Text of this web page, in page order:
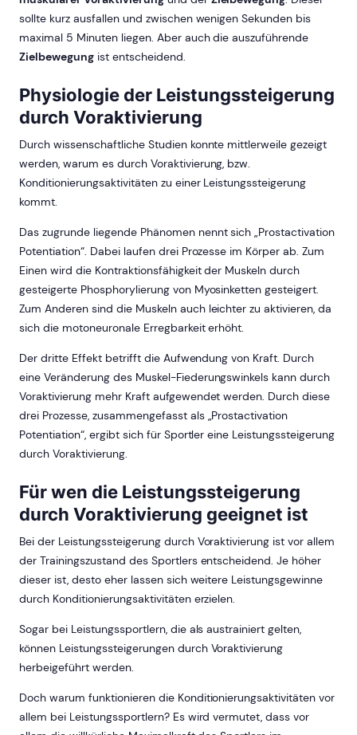
sollte kurz ausfallen und zwischen wenigen Sekunden bis
maximal 5 Minuten liegen. Aber auch die auszuführende
Zielbewegungist entscheidend.
Physiologie der Leistungssteigerung
durch Voraktivierung
Durch wissenschaftliche Studien konnte mittlerweile gezeigt
werden, warum es durch Voraktivierung, bzw.
Konditionierungsaktivitäten zu einer Leistungssteigerung
kommt.
Das zugrunde liegende Phänomen nennt sich „Prostactivation
Potentiation“. Dabei laufen drei Prozesse im Körper ab. Zum
Einen wird die Kontraktionsfähigkeit der Muskeln durch
gesteigerte Phosphorylierung von Myosinketten gesteigert.
Zum Anderen sind die Muskeln auch leichter zu aktivieren, da
sich die motoneuronale Erregbarkeit erhöht.
Der dritte Effekt betrifft die Aufwendung von Kraft. Durch
eine Veränderung des Muskel-Fiederungswinkels kann durch
Voraktivierung mehr Kraft aufgewendet werden. Durch diese
drei Prozesse, zusammengefasst als „Prostactivation
Potentiation“, ergibt sich für Sportler eine Leistungssteigerung
durch Voraktivierung.
Für wen die Leistungssteigerung
durch Voraktivierung geeignet ist
Bei der Leistungssteigerung durch Voraktivierung ist vor allem
der Trainingszustand des Sportlers entscheidend. Je höher
dieser ist, desto eher lassen sich weitere Leistungsgewinne
durch Konditionierungsaktivitäten erzielen.
Sogar bei Leistungssportlern, die als austrainiert gelten,
können Leistungssteigerungen durch Voraktivierung
herbeigeführt werden.
Doch warum funktionieren die Konditionierungsaktivitäten vor
allem bei Leistungssportlern? Es wird vermutet, dass vor